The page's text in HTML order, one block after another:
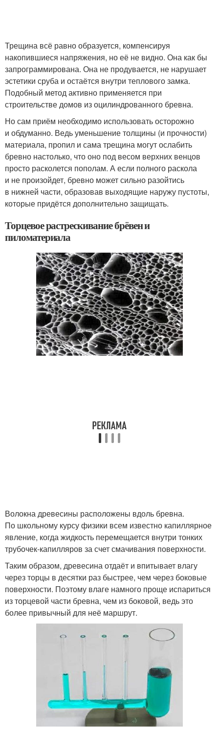
Трещина всё равно образуется, компенсируя
накопившиеся напряжения, но её не видно. Она как бы
запрограммирована. Она не продувается, не нарушает
эстетики сруба и остаётся внутри теплового замка.
Подобный метод активно применяется при
строительстве домов из оцилиндрованного бревна.
Но сам приём необходимо использовать осторожно
и обдуманно. Ведь уменьшение толщины (и прочности)
материала, пропил и сама трещина могут ослабить
бревно настолько, что оно под весом верхних венцов
просто расколется пополам. А если полного раскола
и не произойдет, бревно может сильно разойтись
в нижней части, образовав выходящие наружу пустоты,
которые придётся дополнительно защищать.
Торцевое растрескивание брёвен и
пиломатериала
Волокна древесины расположены вдоль бревна.
По школьному курсу физики всем известно капиллярное
явление, когда жидкость перемещается внутри тонких
трубочек-капилляров за счет смачивания поверхности.
Таким образом, древесина отдаёт и впитывает влагу
через торцы в десятки раз быстрее, чем через боковые
поверхности. Поэтому влаге намного проще испариться
из торцевой части бревна, чем из боковой, ведь это
более привычный для неё маршрут.